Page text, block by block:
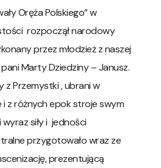
Oręża Polskiego” w
rozpoczął narodowy
przez młodzież z naszej
Marty Dziedziny – Janusz.
z Przemystki , ubrani w
i z różnych epok stroje swym
siły i jedności
przygotowało wraz ze
prezentującą